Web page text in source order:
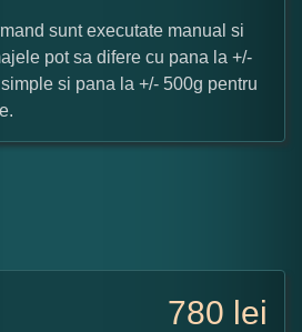
sunt executate manual si
pot sa difere cu pana la +/-
si pana la +/- 500g pentru
780 lei